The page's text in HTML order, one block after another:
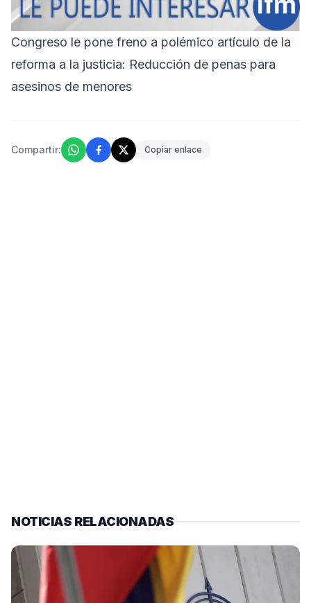
Congreso le pone freno a polémico artículo de la
reforma a la justicia: Reducción de penas para
asesinos de menores
Compartir: Copiar enlace
NOTICIAS RELACIONADAS